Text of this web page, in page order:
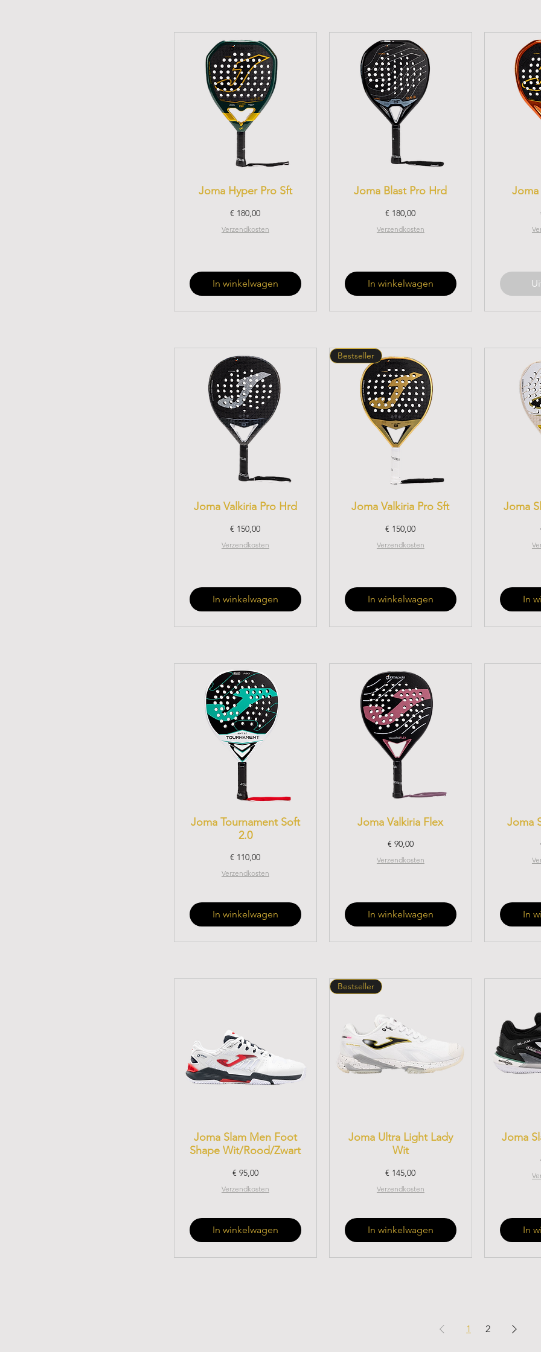
Joma Hyper Pro Sft
Prijs
€ 180,00
Verzendkosten
In winkelwagen
Joma Blast Pro Hrd
Prijs
€ 180,00
Verzendkosten
In winkelwagen
Joma
Joma Valkiria Pro Hrd
Prijs
€ 150,00
Verzendkosten
In winkelwagen
Bestseller
Joma Valkiria Pro Sft
Prijs
€ 150,00
Verzendkosten
In winkelwagen
Joma
In
Joma Tournament Soft
2.0
Prijs
€ 110,00
Verzendkosten
In winkelwagen
Joma Valkiria Flex
Prijs
€ 90,00
Verzendkosten
In winkelwagen
Joma
In
Joma Slam Men Foot
Shape Wit/Rood/Zwart
Prijs
€ 95,00
Verzendkosten
In winkelwagen
Bestseller
Joma Ultra Light Lady
Wit
Prijs
€ 145,00
Verzendkosten
In winkelwagen
Joma
In
1 2